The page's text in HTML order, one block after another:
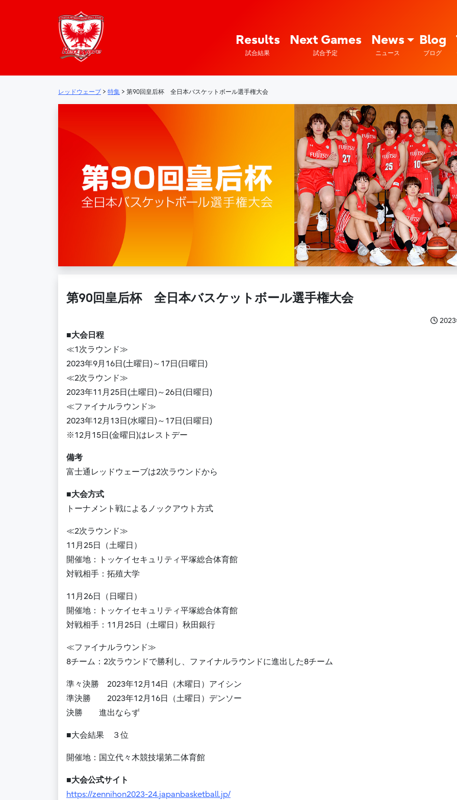
メインナビゲーション
Results
試合結果
Next Games
試合予定
News
ニュース
Blog
ブログ
レッドウェーブ > 特集 > 第90回皇后杯 全日本バスケットボール選手権大会
第90回皇后杯 全日本バスケットボール選手権大会
■大会日程
≪1次ラウンド≫
2023年9月16日(土曜日)～17日(日曜日)
≪2次ラウンド≫
2023年11月25日(土曜日)～26日(日曜日)
≪ファイナルラウンド≫
2023年12月13日(水曜日)～17日(日曜日)
※12月15日(金曜日)はレストデー
備考
富士通レッドウェーブは2次ラウンドから
■大会方式
トーナメント戦によるノックアウト方式
≪2次ラウンド≫
11月25日（土曜日）
開催地：トッケイセキュリティ平塚総合体育館
対戦相手：拓殖大学
11月26日（日曜日）
開催地：トッケイセキュリティ平塚総合体育館
対戦相手：11月25日（土曜日）秋田銀行
≪ファイナルラウンド≫
8チーム：2次ラウンドで勝利し、ファイナルラウンドに進出した8チーム
準々決勝 2023年12月14日（木曜日）アイシン
準決勝 2023年12月16日（土曜日）デンソー
決勝 進出ならず
■大会結果 ３位
開催地：国立代々木競技場第二体育館
■大会公式サイト
https://zennihon2023-24.japanbasketball.jp/